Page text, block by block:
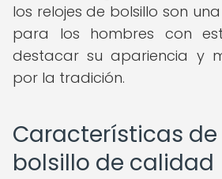
los relojes de bolsillo son
para los hombres con
destacar su apariencia y
por la tradición.
Características de
bolsillo de calidad